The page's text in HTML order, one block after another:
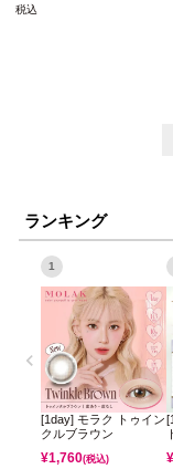
税込
ランキング
1
[1day] モラク トゥイン
クルブラウン
¥1,760(税込) ¥